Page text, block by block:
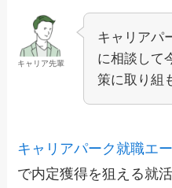
キャリア先輩
キャリアパ
に相談して
策に取り組
キャリアパーク就職エ
で内定獲得を狙える就